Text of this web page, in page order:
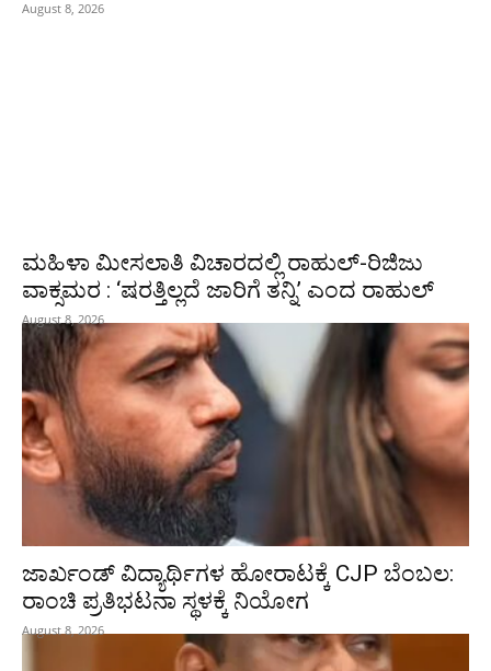
August 8, 2026
ಮಹಿಳಾ ಮೀಸಲಾತಿ ವಿಚಾರದಲ್ಲಿ ರಾಹುಲ್‌-ರಿಜಿಜು
ವಾಕ್ಸಮರ : ‘ಷರತ್ತಿಲ್ಲದೆ ಜಾರಿಗೆ ತನ್ನಿ’ ಎಂದ ರಾಹುಲ್‌
August 8, 2026
ಜಾರ್ಖಂಡ್‌ ವಿದ್ಯಾರ್ಥಿಗಳ ಹೋರಾಟಕ್ಕೆ CJP ಬೆಂಬಲ:
ರಾಂಚಿ ಪ್ರತಿಭಟನಾ ಸ್ಥಳಕ್ಕೆ ನಿಯೋಗ
August 8, 2026